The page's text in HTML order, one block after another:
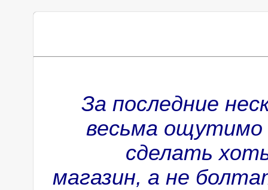
За последние
весьма ощутимо
сделать
магазин, а не